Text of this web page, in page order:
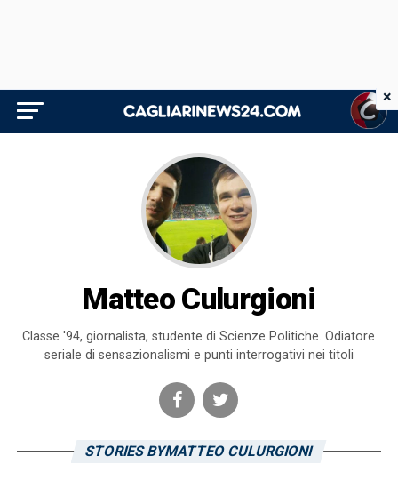
Matteo Culurgioni
Classe '94, giornalista, studente di Scienze Politiche. Odiatore
seriale di sensazionalismi e punti interrogativi nei titoli
STORIES BYMATTEO CULURGIONI
×